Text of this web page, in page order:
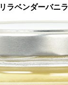
ラベンダーバニラ